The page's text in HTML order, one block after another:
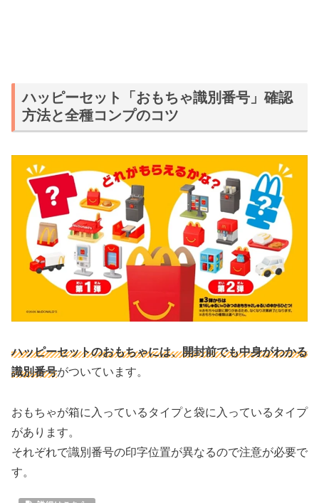
ハッピーセット「おもちゃ識別番号」確認
方法と全種コンプのコツ
ハッピーセットのおもちゃには、開封前でも中身がわかる
識別番号がついています。
おもちゃが箱に入っているタイプと袋に入っているタイプ
があります。
それぞれで識別番号の印字位置が異なるので注意が必要で
す。